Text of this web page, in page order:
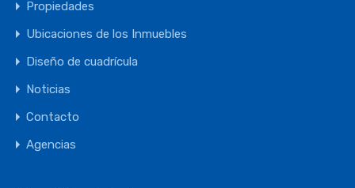
Propiedades
Ubicaciones de los Inmuebles
Diseño de cuadrícula
Noticias
Contacto
Agencias